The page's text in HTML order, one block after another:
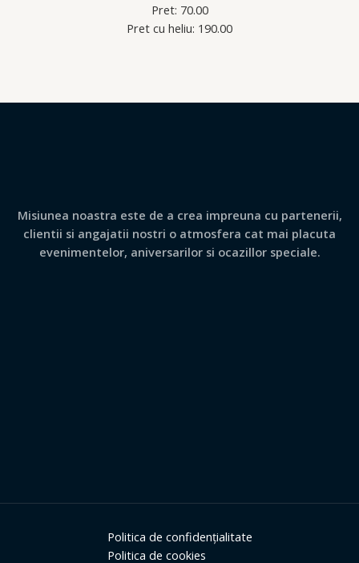
Pret: 70.00
Pret cu heliu: 190.00
Misiunea noastra este de a crea impreuna cu partenerii,
clientii si angajatii nostri o atmosfera cat mai placuta
evenimentelor, aniversarilor si ocazillor speciale.
Politica de confidențialitate
Politica de cookies